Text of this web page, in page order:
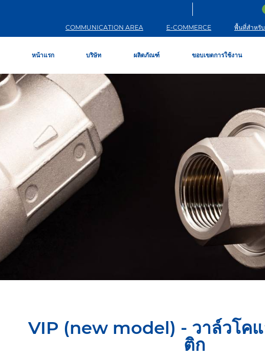
COMMUNICATION AREA E-COMMERCE พื้นที่สำหรั
หน้าแรก บริษัท ผลิตภัณฑ์ ขอบเขตการใช้งาน
VIP (new model) - วาล์วโคแ
ติก